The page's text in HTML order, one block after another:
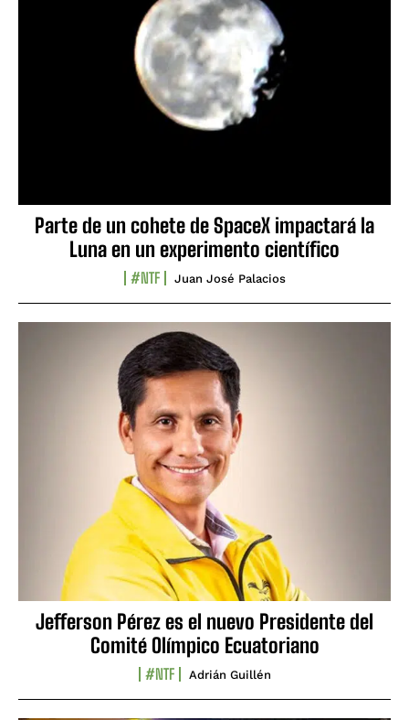
Parte de un cohete de SpaceX impactará la
Luna en un experimento científico
#NTF Juan José Palacios
Jefferson Pérez es el nuevo Presidente del
Comité Olímpico Ecuatoriano
#NTF Adrián Guillén